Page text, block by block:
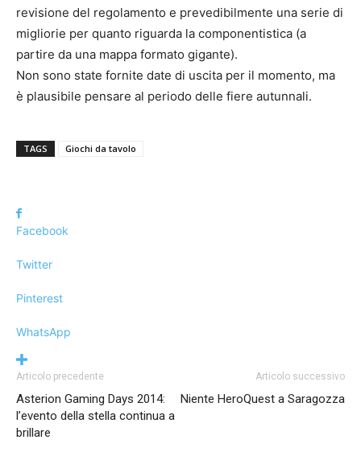
revisione del regolamento e prevedibilmente una serie di
migliorie per quanto riguarda la componentistica (a
partire da una mappa formato gigante).
Non sono state fornite date di uscita per il momento, ma
è plausibile pensare al periodo delle fiere autunnali.
TAGS Giochi da tavolo
Facebook
Twitter
Pinterest
WhatsApp
Articolo precedente
Asterion Gaming Days 2014:
l’evento della stella continua a
brillare
Articolo successivo
Niente HeroQuest a Saragozza